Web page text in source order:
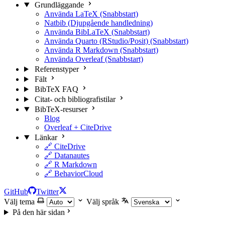
Grundläggande
Använda LaTeX (Snabbstart)
Natbib (Djupgående handledning)
Använda BibLaTeX (Snabbstart)
Använda Quarto (RStudio/Posit) (Snabbstart)
Använda R Markdown (Snabbstart)
Använda Overleaf (Snabbstart)
Referenstyper
Fält
BibTeX FAQ
Citat- och bibliografistilar
BibTeX-resurser
Blog
Overleaf + CiteDrive
Länkar
🔗 CiteDrive
🔗 Datanautes
🔗 R Markdown
🔗 BehaviorCloud
GitHub
Twitter
Välj tema
Välj språk
På den här sidan